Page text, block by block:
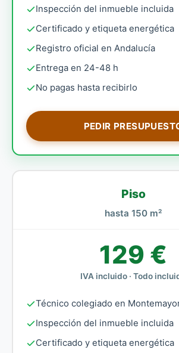
Inspección del inmueble incluida
Certificado y etiqueta energética
Registro oficial en Andalucía
Entrega en 24-48 h
No pagas hasta recibirlo
PEDIR
Piso
hasta 150 m²
129 €
IVA incluido · Todo
Técnico colegiado en
Inspección del inmueble incluida
Certificado y etiqueta energética